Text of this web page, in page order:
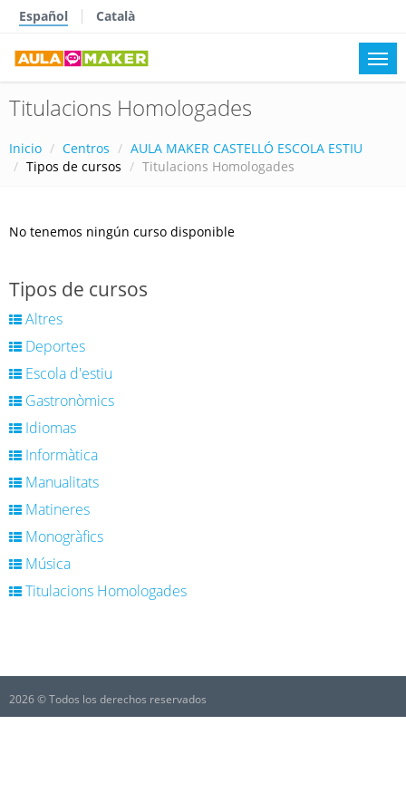
Español Català
Titulacions Homologades
Inicio Centros
AULA MAKER CASTELLÓ ESCOLA ESTIU
Tipos de cursos
Titulacions Homologades
No tenemos ningún curso disponible
Tipos de cursos
Altres
Deportes
Escola d'estiu
Gastronòmics
Idiomas
Informàtica
Manualitats
Matineres
Monogràfics
Música
Titulacions Homologades
2026 © Todos los derechos reservados